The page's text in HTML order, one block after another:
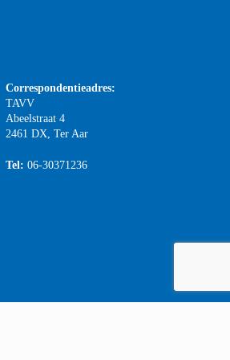
Correspondentieadres:
TAVV
Abeelstraat 4
2461 DX, Ter Aar
Tel: 06-30371236